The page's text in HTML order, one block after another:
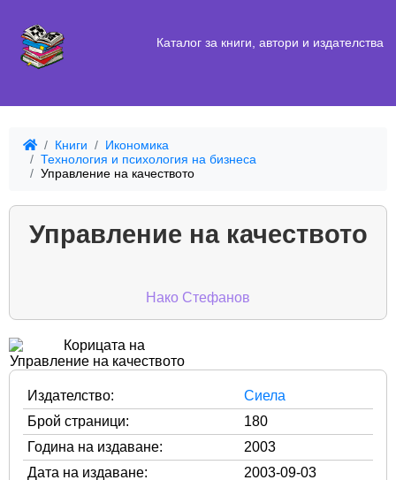
Каталог за книги, автори и издателства
Книги
Икономика
Технология и психология на бизнеса
Управление на качеството
Управление на качеството
Нако Стефанов
Издателство:
Сиела
Брой страници:
180
Година на издаване:
2003
Дата на издаване:
2003-09-03